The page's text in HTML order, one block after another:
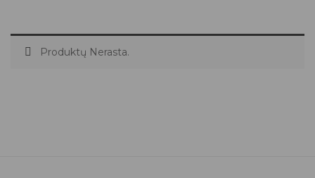
Produktų Nerasta.